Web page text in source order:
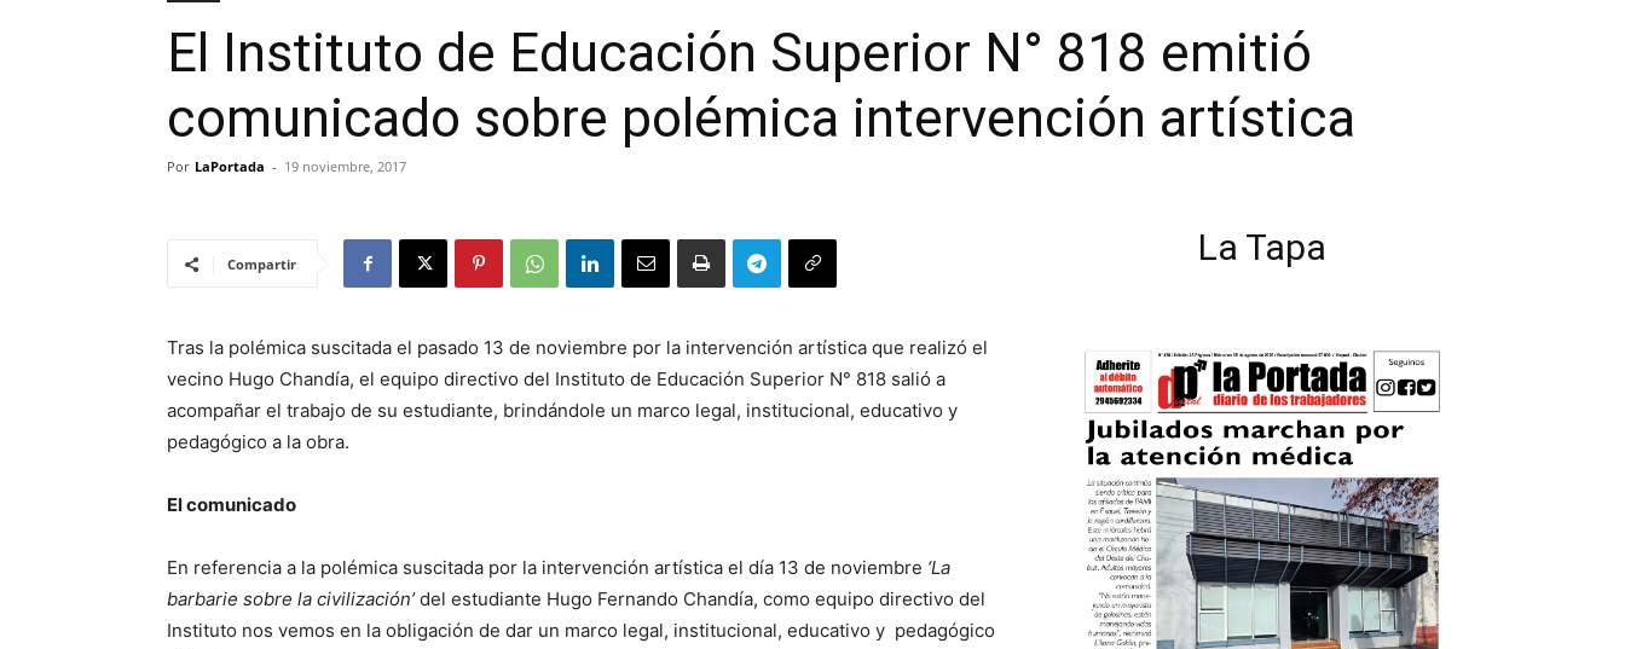
El Instituto de Educación Superior N° 818 emitió
comunicado sobre polémica intervención artística
Por LaPortada - 19 noviembre, 2017
Compartir
Tras la polémica suscitada el pasado 13 de noviembre por la intervención artística que realizó el
vecino Hugo Chandía, el equipo directivo del Instituto de Educación Superior N° 818 salió a
acompañar el trabajo de su estudiante, brindándole un marco legal, institucional, educativo y
pedagógico a la obra.
El comunicado
En referencia a la polémica suscitada por la intervención artística el día 13 de noviembre ‘La
barbarie sobre la civilización’del estudiante Hugo Fernando Chandía, como equipo directivo del
Instituto nos vemos en la obligación de dar un marco legal, institucional, educativo y pedagógico
La Tapa